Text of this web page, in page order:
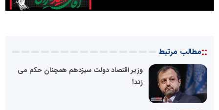
::مطالب مرتبط
وزیر اقتصاد دولت سیزدهم همچنان حکم می
زند!